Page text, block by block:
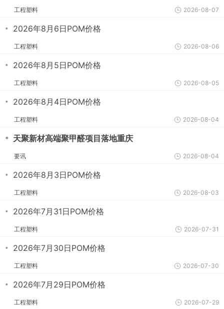
工程塑料 2026-08-07
・ 2026年8月6日POM价格
工程塑料 2026-08-06
・ 2026年8月5日POM价格
工程塑料 2026-08-05
・ 2026年8月4日POM价格
工程塑料 2026-08-04
・ 天聚新材高端聚甲醛项目落地重庆
要讯 2026-08-04
・ 2026年8月3日POM价格
工程塑料 2026-08-03
・ 2026年7月31日POM价格
工程塑料 2026-07-31
・ 2026年7月30日POM价格
工程塑料 2026-07-30
・ 2026年7月29日POM价格
工程塑料 2026-07-29